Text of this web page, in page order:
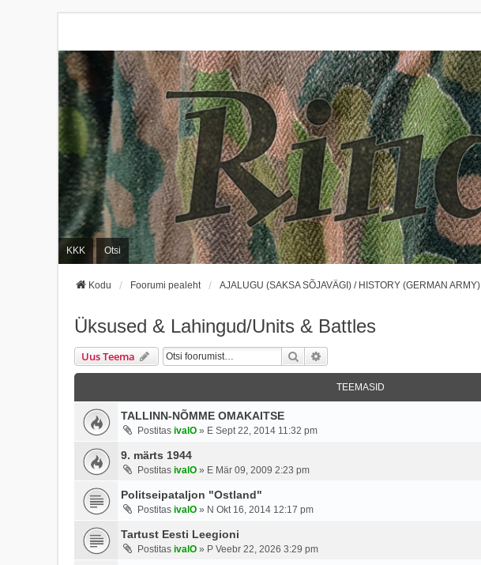
KKK Otsi
Kodu Foorumi pealeht AJALUGU (SAKSA SÕJAVÄGI) / HISTORY (GERMAN ARMY)
Üksused & Lahingud/Units & Battles
Uus Teema Otsi
TEEMASID
TALLINN-NÕMME OMAKAITSE
Postitas ivalO » E Sept 22, 2014 11:32 pm
9. märts 1944
Postitas ivalO » E Mär 09, 2009 2:23 pm
Politseipataljon "Ostland"
Postitas ivalO » N Okt 16, 2014 12:17 pm
Tartust Eesti Leegioni
Postitas ivalO » P Veebr 22, 2026 3:29 pm